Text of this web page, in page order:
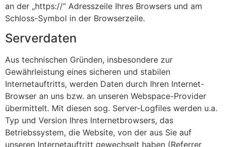
an der „https://“ Adresszeile Ihres Browsers und am
Schloss-Symbol in der Browserzeile.
Serverdaten
Aus technischen Gründen, insbesondere zur
Gewährleistung eines sicheren und stabilen
Internetauftritts, werden Daten durch Ihren Internet-
Browser an uns bzw. an unseren Webspace-Provider
übermittelt. Mit diesen sog. Server-Logfiles werden u.a.
Typ und Version Ihres Internetbrowsers, das
Betriebssystem, die Website, von der aus Sie auf
unseren Internetauftritt gewechselt haben (Referrer